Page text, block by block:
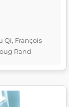
Qi, François
Rand